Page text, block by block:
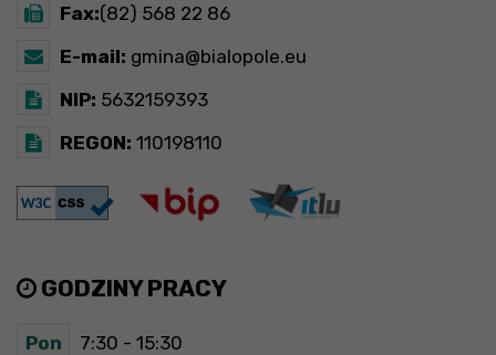
Fax:(82) 568 22 86
E-mail: gmina@bialopole.eu
NIP: 5632159393
REGON: 110198110
GODZINY PRACY
Pon 7:30 - 15:30